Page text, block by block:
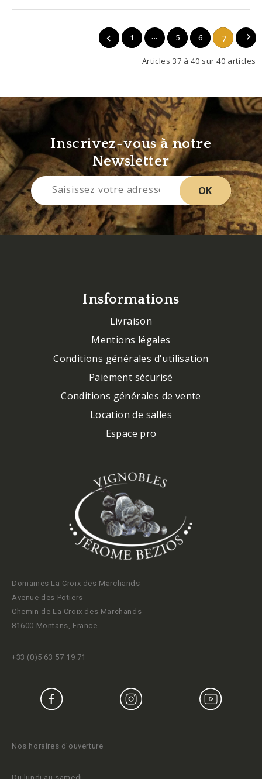
 1 ... 5 6 7 
Articles 37 à 40 sur 40 articles
Inscrivez-vous à notre
Newsletter
Insformations
Livraison
Mentions légales
Conditions générales d'utilisation
Paiement sécurisé
Conditions générales de vente
Location de salles
Espace pro
Domaines La Croix des Marchands
Avenue des Potiers
Chemin de La Croix des Marchands
81600 Montans, France
+33 (0)5 63 57 19 71
Nos horaires d'ouverture